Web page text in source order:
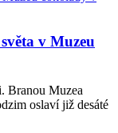
v Muzeu
Branou Muzea
oslaví již desáté